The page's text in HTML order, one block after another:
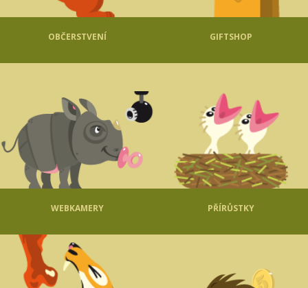
OBČERSTVENÍ GIFTSHOP
WEBKAMERY PŘÍRŮSTKY